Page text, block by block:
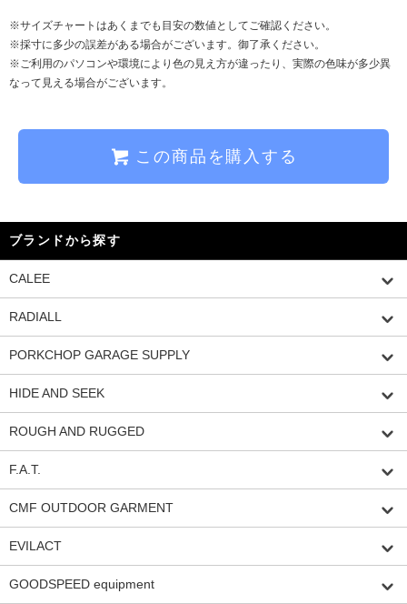
※サイズチャートはあくまでも目安の数値としてご確認ください。
※採寸に多少の誤差がある場合がございます。御了承ください。
※ご利用のパソコンや環境により色の見え方が違ったり、実際の色味が多少異
なって見える場合がございます。
この商品を購入する
ブランドから探す
CALEE
RADIALL
PORKCHOP GARAGE SUPPLY
HIDE AND SEEK
ROUGH AND RUGGED
F.A.T.
CMF OUTDOOR GARMENT
EVILACT
GOODSPEED equipment